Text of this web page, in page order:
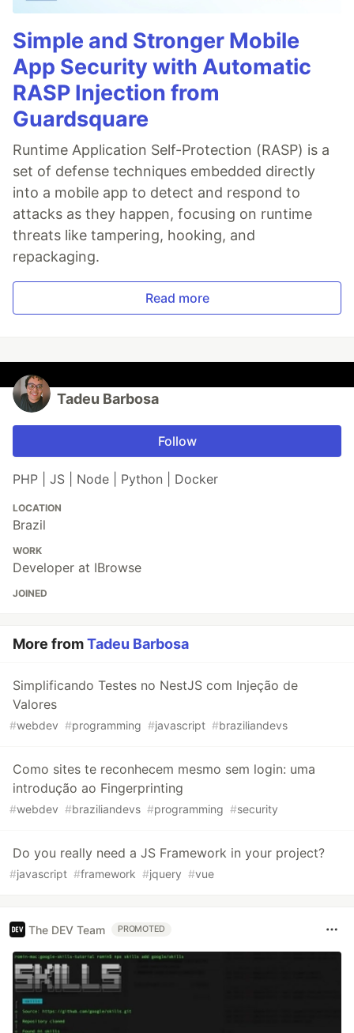
Simple and Stronger Mobile
App Security with Automatic
RASP Injection from
Guardsquare
Runtime Application Self-Protection (RASP) is a
set of defense techniques embedded directly
into a mobile app to detect and respond to
attacks as they happen, focusing on runtime
threats like tampering, hooking, and
repackaging.
Read more
Tadeu Barbosa
Follow
PHP | JS | Node | Python | Docker
LOCATION
Brazil
WORK
Developer at IBrowse
JOINED
More fromTadeu Barbosa
Simplificando Testes no NestJS com Injeção de
Valores
#webdev #programming #javascript #braziliandevs
Como sites te reconhecem mesmo sem login: uma
introdução ao Fingerprinting
#webdev #braziliandevs #programming #security
Do you really need a JS Framework in your project?
#javascript #framework #jquery #vue
The DEV Team PROMOTED